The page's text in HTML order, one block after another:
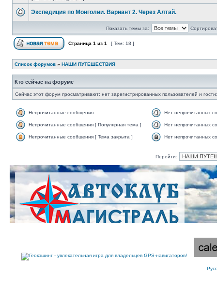
Экспедиция по Монголии. Вариант 2. Через Алтай.
Показать темы за:
Страница 1 из 1 [ Тем: 18 ]
Список форумов » НАШИ ПУТЕШЕСТВИЯ
Кто сейчас на форуме
Сейчас этот форум просматривают: нет зарегистрированных пользователей и
Непрочитанные сообщения Нет непрочитанных
Непрочитанные сообщения [ Популярная тема ] Нет непрочитанных
Непрочитанные сообщения [ Тема закрыта ] Нет непрочитанных
Перейти: